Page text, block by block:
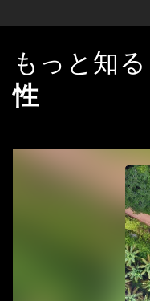
もっと知る
性